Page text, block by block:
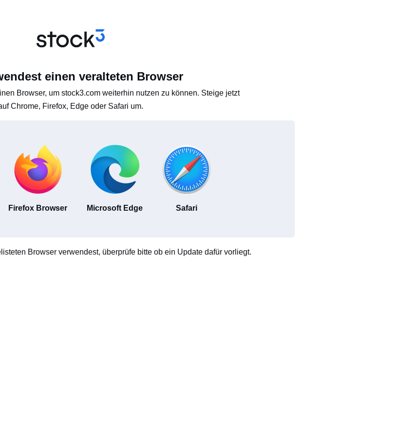
einen veralteten Browser
Browser, um stock3.com weiterhin nutzen zu können. Steige jetzt
Chrome, Firefox, Edge oder Safari um.
Firefox Browser Microsoft Edge Safari
Browser verwendest, überprüfe bitte ob ein Update dafür vorliegt.